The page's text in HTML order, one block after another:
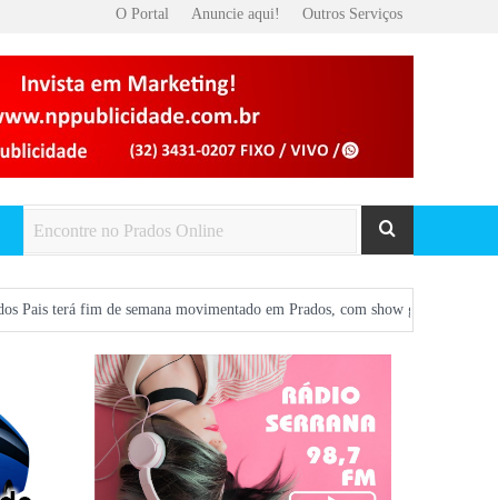
O Portal Anuncie aqui! Outros Serviços
semana movimentado em Prados, com show gratuito na Praça Central e